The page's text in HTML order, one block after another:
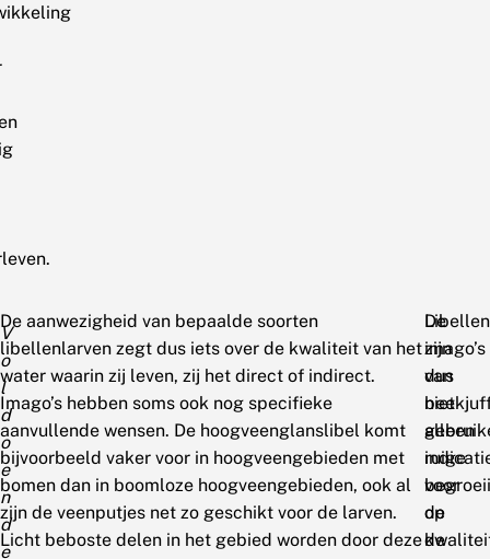
V
o
l
d
o
e
n
d
e
De aanwezigheid van bepaalde soorten
libellenlarven zegt dus iets over de kwaliteit van het
water waarin zij leven, zij het direct of indirect.
Imago’s hebben soms ook nog specifieke
aanvullende wensen. De hoogveenglanslibel komt
bijvoorbeeld vaker voor in hoogveengebieden met
bomen dan in boomloze hoogveengebieden, ook al
zijn de veenputjes net zo geschikt voor de larven.
Licht beboste delen in het gebied worden door deze
De
imago’s
van
ruige
op
de
Libellen
zijn
dus
niet
alleen
voor
de